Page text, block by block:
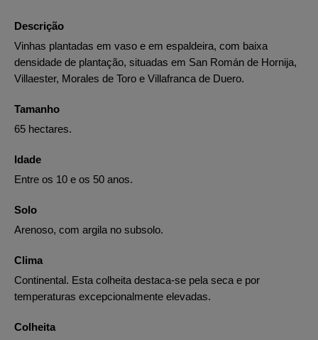
Descrição
Vinhas plantadas em vaso e em espaldeira, com baixa
densidade de plantação, situadas em San Román de Hornija,
Villaester, Morales de Toro e Villafranca de Duero.
Tamanho
65 hectares.
Idade
Entre os 10 e os 50 anos.
Solo
Arenoso, com argila no subsolo.
Clima
Continental. Esta colheita destaca-se pela seca e por
temperaturas excepcionalmente elevadas.
Colheita